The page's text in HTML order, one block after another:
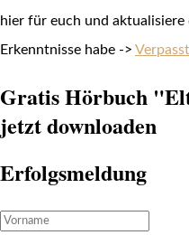
hier für euch und
Erkenntnisse habe ->
Gratis Hörbuch
jetzt downloaden
Erfolgsmeldung